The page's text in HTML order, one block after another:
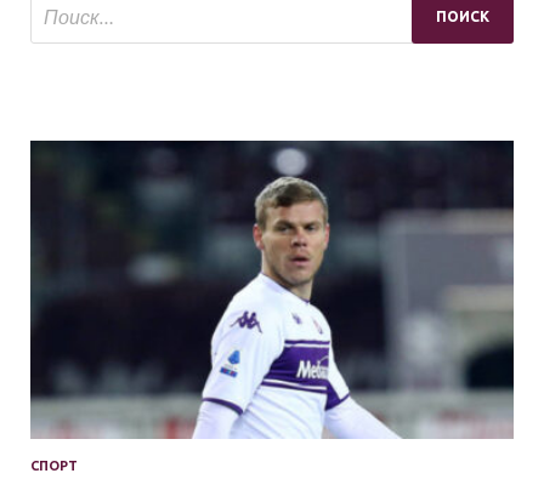
СПОРТ